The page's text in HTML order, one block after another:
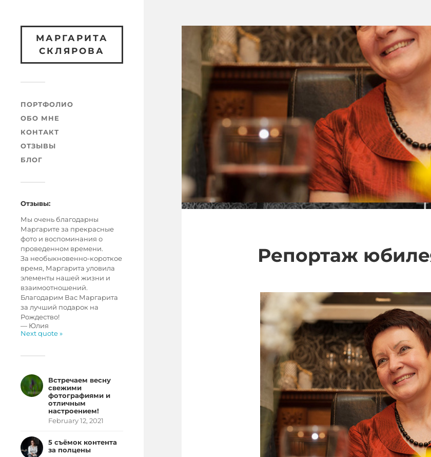
МАРГАРИТА
СКЛЯРОВА
ПОРТФОЛИО
ОБО МНЕ
КОНТАКТ
ОТЗЫВЫ
БЛОГ
Отзывы:
Мы очень благодарны
Маргарите за прекрасные
фото и воспоминания о
проведенном времени.
За необыкновенно-короткое
время, Маргарита уловила
элементы нашей жизни и
взаимоотношений.
Благодарим Вас Маргарита
за лучший подарок на
Рождество!
— Юлия
Next quote »
Встречаем весну
свежими
фотографиями и
отличным
настроением!
February 12, 2021
5 съёмок контента
за полцены
Репортаж